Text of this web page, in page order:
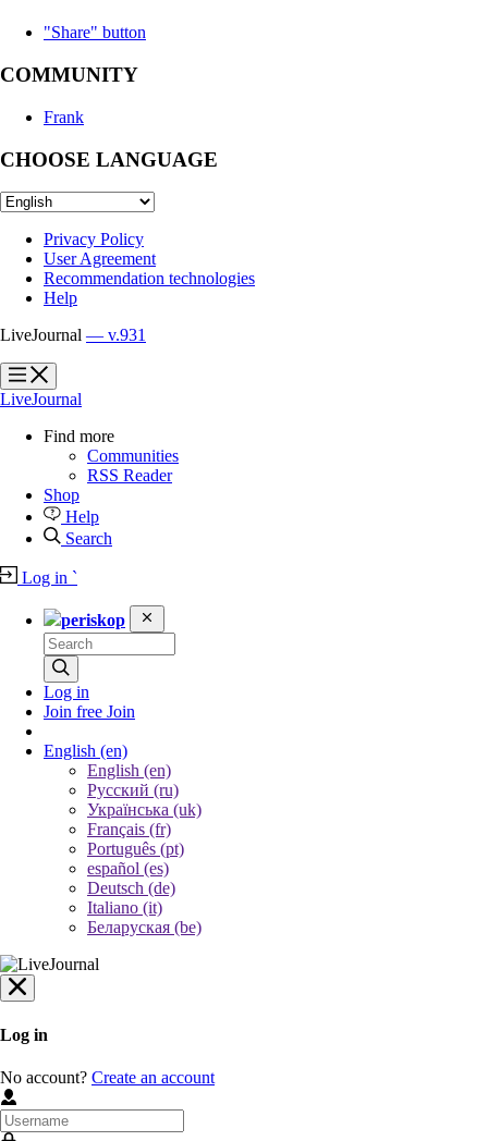
"Share" button
COMMUNITY
Frank
CHOOSE LANGUAGE
Privacy Policy
User Agreement
Recommendation technologies
Help
LiveJournal — v.931
?
?
LiveJournal
Find more
Communities
RSS Reader
Shop
Help
Search
Log in `
periskop
Log in
Join free Join
English (en)
English (en)
Русский (ru)
Українська (uk)
Français (fr)
Português (pt)
español (es)
Deutsch (de)
Italiano (it)
Беларуская (be)
Log in
No account? Create an account